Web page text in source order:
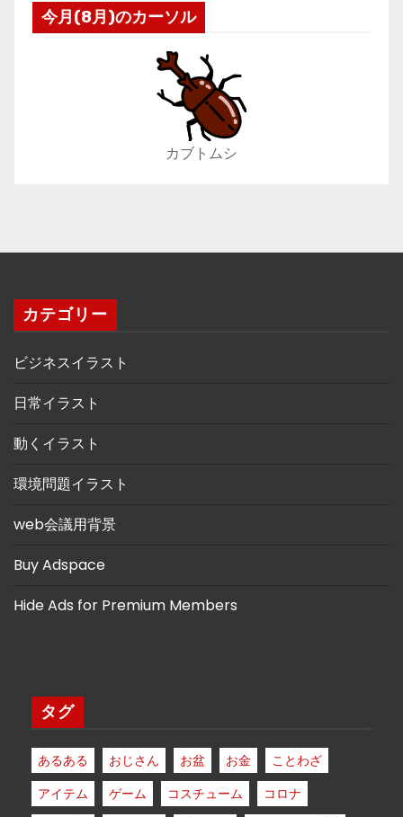
今月(8月)のカーソル
カブトムシ
カテゴリー
ビジネスイラスト
日常イラスト
動くイラスト
環境問題イラスト
web会議用背景
Buy Adspace
Hide Ads for Premium Members
タグ
あるある おじさん お盆 お金
ことわざ
アイテム
ゲーム コスチューム
コロナ